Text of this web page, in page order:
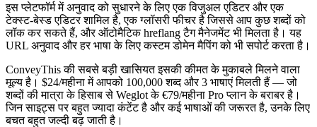
इस प्लेटफॉर्म में अनुवाद को सुधारने के लिए एक विजुअल एडिटर और एक
टेक्स्ट-बेस्ड एडिटर शामिल है, एक ग्लॉसरी फीचर है जिससे आप कुछ शब्दों को
लॉक कर सकते हैं, और ऑटोमैटिक hreflang टैग मैनेजमेंट भी मिलता है। यह
URL अनुवाद और हर भाषा के लिए कस्टम डोमेन मैपिंग को भी सपोर्ट करता है।
ConveyThis की सबसे बड़ी खासियत इसकी कीमत के मुकाबले मिलने वाला
मूल्य है। $24/महीना में आपको 100,000 शब्द और 3 भाषाएं मिलती हैं — जो
शब्दों की मात्रा के हिसाब से Weglot के €79/महीना Pro प्लान के बराबर है।
जिन साइट्स पर बहुत ज्यादा कंटेंट है और कई भाषाओं की जरूरत है, उनके लिए
बचत बहुत जल्दी बढ़ जाती है।